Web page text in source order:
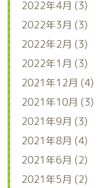
2022年4月 (3)
2022年3月 (3)
2022年2月 (3)
2022年1月 (3)
2021年12月 (4)
2021年10月 (3)
2021年9月 (3)
2021年8月 (4)
2021年6月 (2)
2021年5月 (2)